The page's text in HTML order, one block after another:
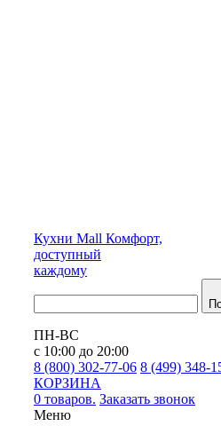
Кухни Mall Комфорт,
доступный
каждому
ПН-ВС
с 10:00 до 20:00
8 (800) 302-77-06 8 (499) 348-
КОРЗИНА
0 товаров. Заказать звонок
Меню